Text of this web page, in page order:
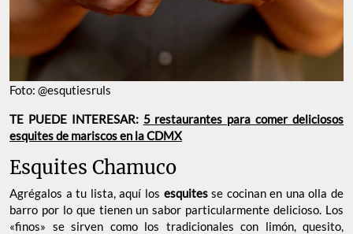
Foto: @esqutiesruls
TE PUEDE INTERESAR: 5 restaurantes para comer deliciosos
esquites de mariscos en la CDMX
Esquites Chamuco
Agrégalos a tu lista, aquí los esquitesse cocinan en una olla de
barro por lo que tienen un sabor particularmente delicioso. Los
«finos» se sirven como los tradicionales con limón, quesito,